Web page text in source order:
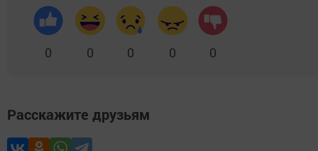
0 0 0 0 0
Расскажите друзьям